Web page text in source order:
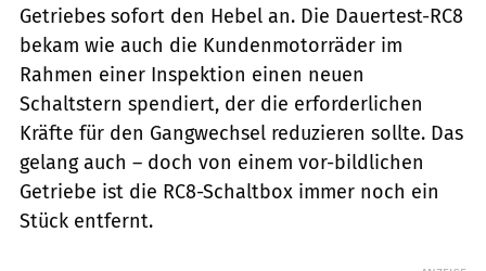
Getriebes sofort den Hebel an. Die Dauertest-RC8
bekam wie auch die Kundenmotorräder im
Rahmen einer Inspektion einen neuen
Schaltstern spendiert, der die erforderlichen
Kräfte für den Gangwechsel reduzieren sollte. Das
gelang auch – doch von einem vor-bildlichen
Getriebe ist die RC8-Schaltbox immer noch ein
Stück entfernt.